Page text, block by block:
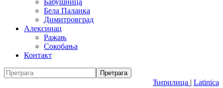
Бабушница
Бела Паланка
Димитровград
Алексинац
Ражањ
Сокобања
Контакт
Ћирилица | Latinica